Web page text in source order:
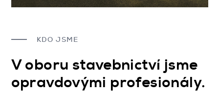
KDO JSME
V oboru stavebnictví jsme
opravdovými profesionály.